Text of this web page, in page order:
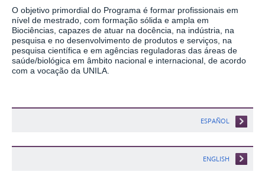
O objetivo primordial do Programa é formar profissionais em
nível de mestrado, com formação sólida e ampla em
Biociências, capazes de atuar na docência, na indústria, na
pesquisa e no desenvolvimento de produtos e serviços, na
pesquisa científica e em agências reguladoras das áreas de
saúde/biológica em âmbito nacional e internacional, de acordo
com a vocação da UNILA.
ESPAÑOL
ENGLISH